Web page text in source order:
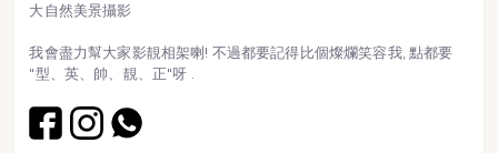
大自然美景攝影
我會盡力幫大家影靚相架喇! 不過都要記得比個燦爛笑容我, 點都要
"型、英、帥、靚、正"呀 .